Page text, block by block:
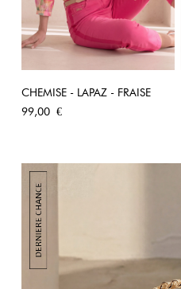
CHEMISE - LAPAZ - FRAISE
Prix
99,00 €